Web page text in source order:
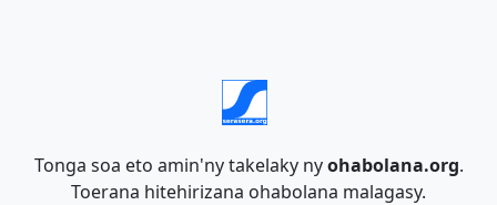
Tonga soa eto amin'ny takelaky nyohabolana.org.
Toerana hitehirizana ohabolana malagasy.